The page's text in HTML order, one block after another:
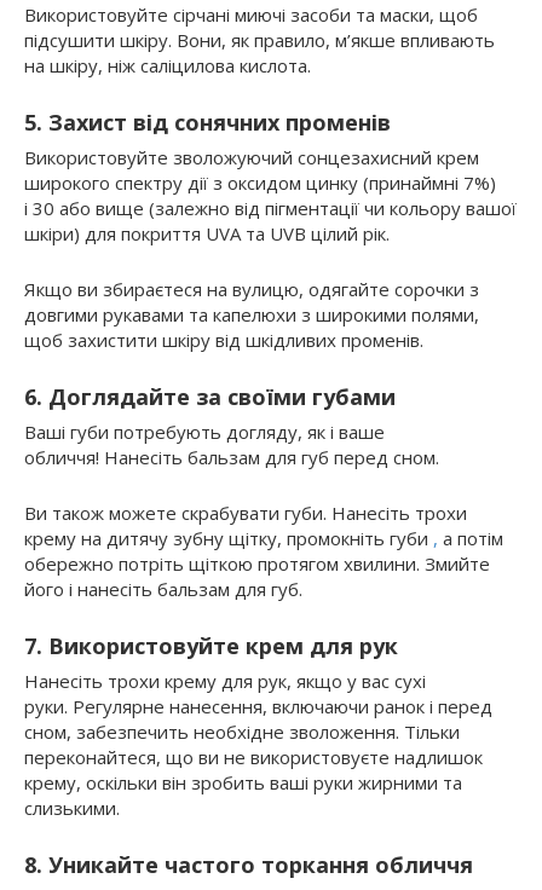
Використовуйте сірчані миючі засоби та маски, щоб
підсушити шкіру. Вони, як правило, м’якше впливають
на шкіру, ніж саліцилова кислота.
5. Захист від сонячних променів
Використовуйте зволожуючий сонцезахисний крем
широкого спектру дії з оксидом цинку (принаймні 7%)
і 30 або вище (залежно від пігментації чи кольору вашої
шкіри) для покриття UVA та UVB цілий рік.
Якщо ви збираєтеся на вулицю, одягайте сорочки з
довгими рукавами та капелюхи з широкими полями,
щоб захистити шкіру від шкідливих променів.
6. Доглядайте за своїми губами
Ваші губи потребують догляду, як і ваше
обличчя! Нанесіть бальзам для губ перед сном.
Ви також можете скрабувати губи. Нанесіть трохи
крему на дитячу зубну щітку, промокніть губи , а потім
обережно потріть щіткою протягом хвилини. Змийте
його і нанесіть бальзам для губ.
7. Використовуйте крем для рук
Нанесіть трохи крему для рук, якщо у вас сухі
руки. Регулярне нанесення, включаючи ранок і перед
сном, забезпечить необхідне зволоження. Тільки
переконайтеся, що ви не використовуєте надлишок
крему, оскільки він зробить ваші руки жирними та
слизькими.
8. Уникайте частого торкання обличчя